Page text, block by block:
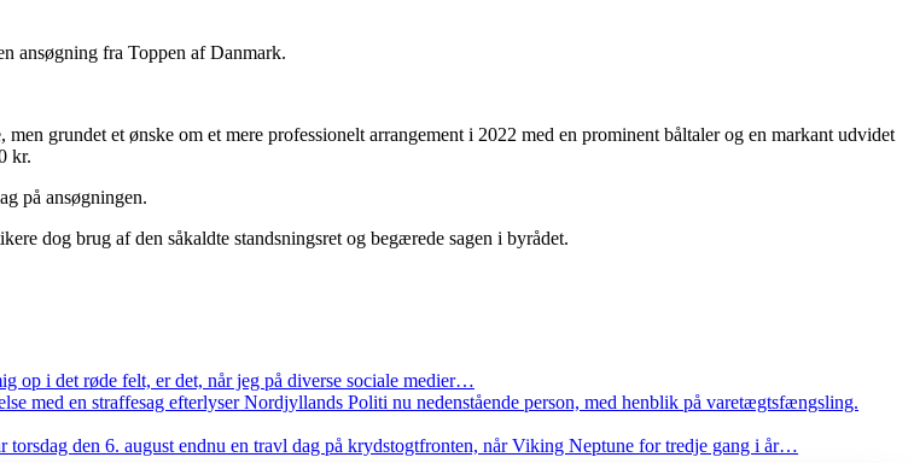
ansøgning fra Toppen af Danmark.
grundet et ønske om et mere professionelt arrangement i 2022 med en prominent båltaler og en markant udvidet
kr.
på ansøgningen.
dog brug af den såkaldte standsningsret og begærede sagen i byrådet.
op i det røde felt, er det, når jeg på diverse sociale medier…
med en straffesag efterlyser Nordjyllands Politi nu nedenstående person, med henblik på varetægtsfængsling.
torsdag den 6. august endnu en travl dag på krydstogtfronten, når Viking Neptune for tredje gang i år…